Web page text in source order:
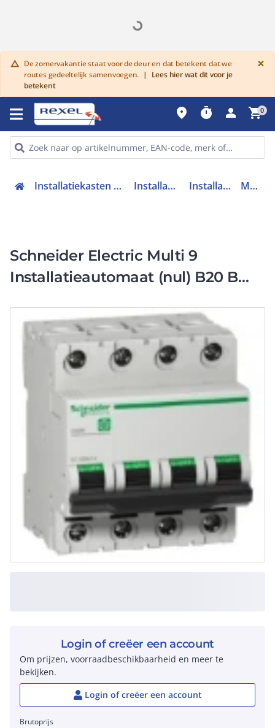
warning De zomervakantie staat voor de deur en dat betekent dat we
routes gedeeltelijk samenvoegen. |
Lees hier wat dit voor je
betekent
×
place timer person shopping_cart0
Installatiekasten en verdeelinrichtingen Installatieautomaten Installatieautomaat M9F10420
Schneider Electric Multi 9
Installatieautomaat (nul) B20 B
M9F10420
Login of creëer een account
Om prijzen, voorraadbeschikbaarheid en meer te
bekijken.
Login of creëer een account
Brutoprijs